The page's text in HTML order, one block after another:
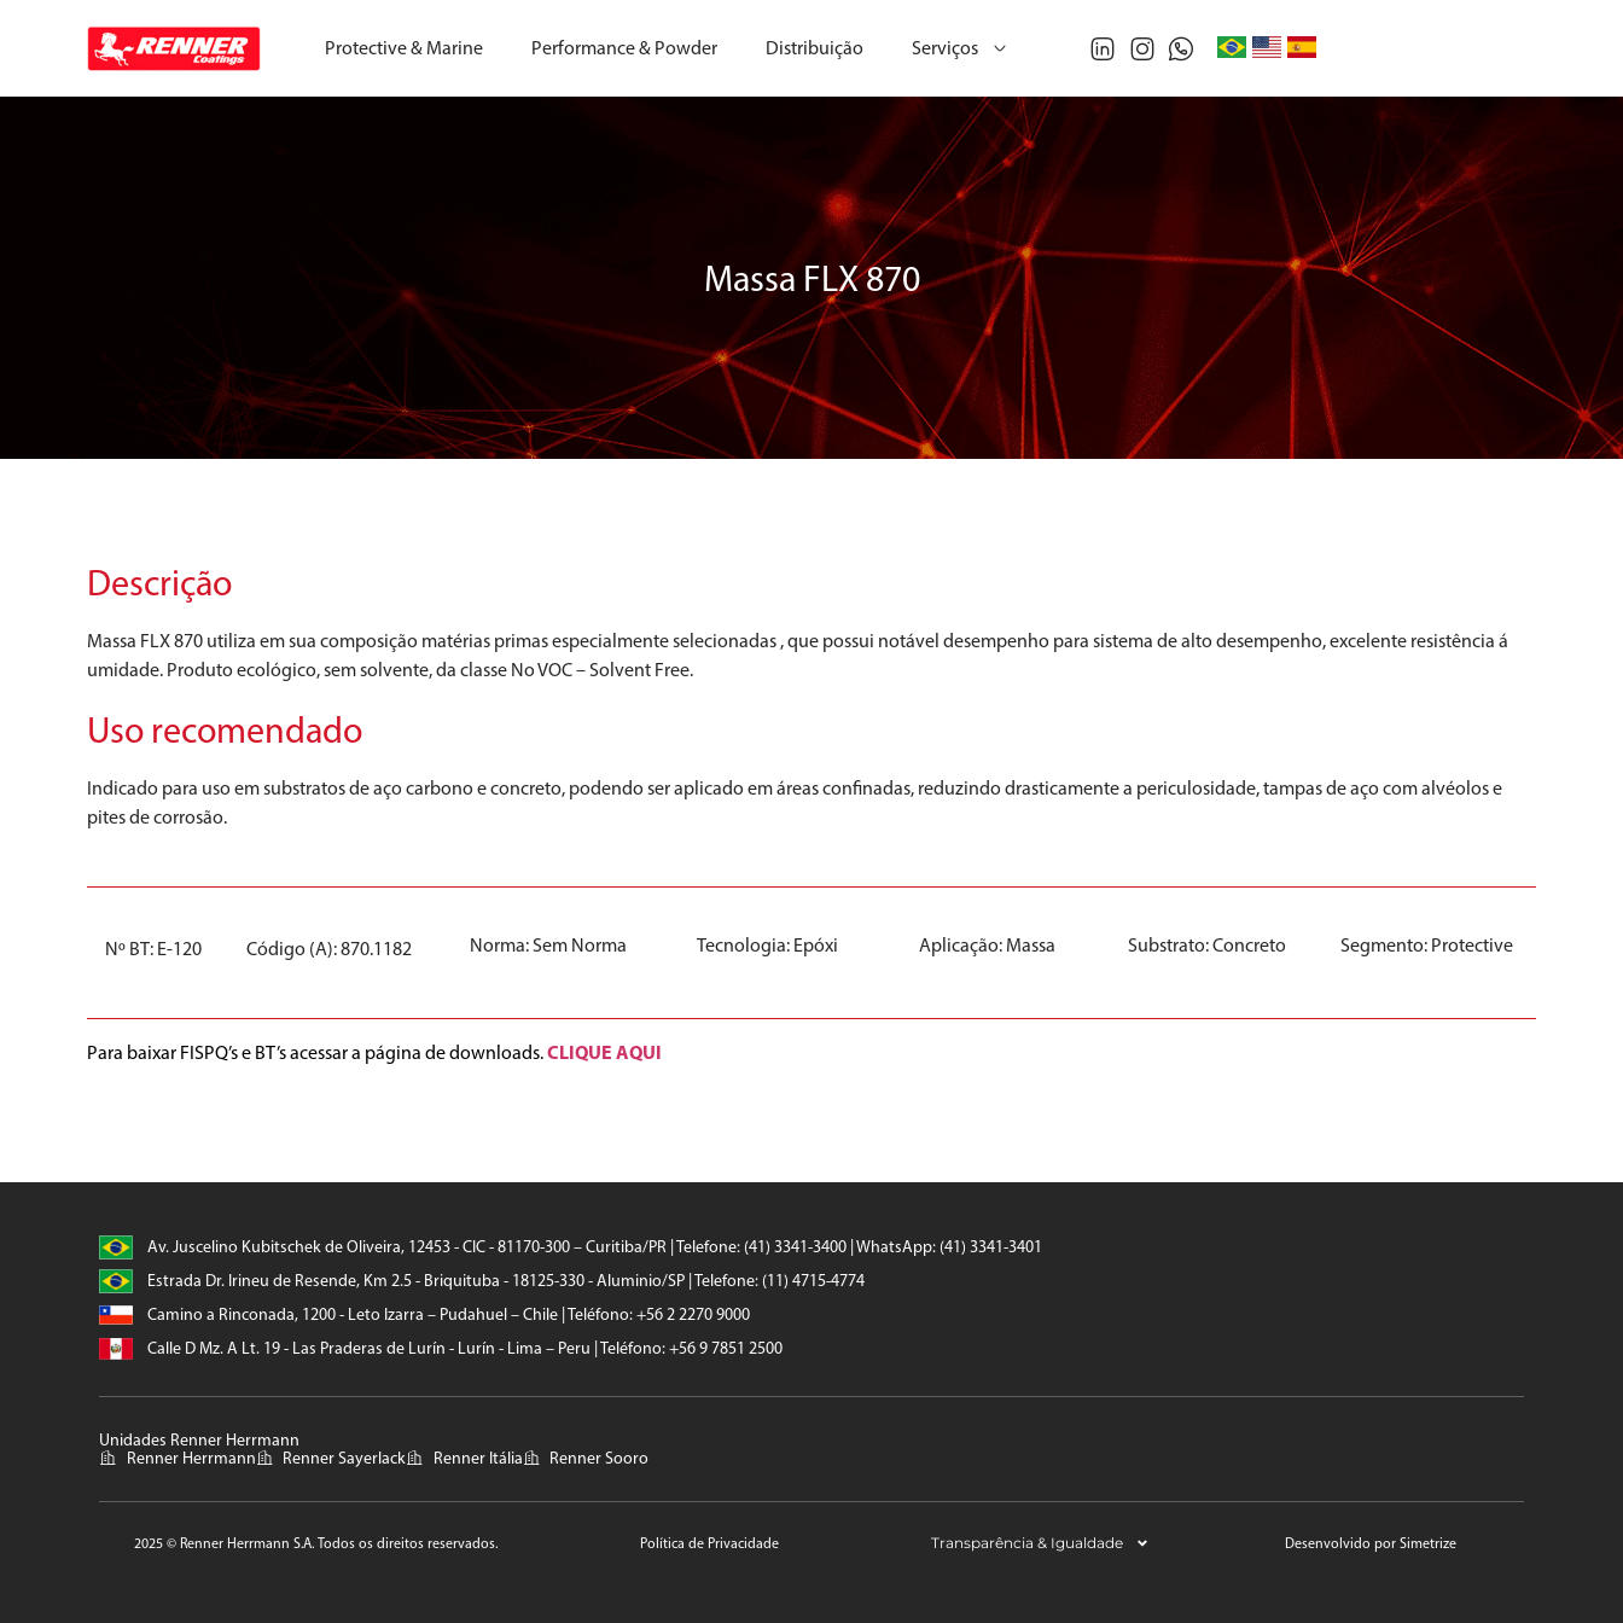
Protective & Marine Performance & Powder Distribuição Serviços
Massa FLX 870
Descrição
Massa FLX 870 utiliza em sua composição matérias primas especialmente selecionadas , que possui notável desempenho para sistema de alto desempenho, excelente resistência á
umidade. Produto ecológico, sem solvente, da classe No VOC – Solvent Free.
Uso recomendado
Indicado para uso em substratos de aço carbono e concreto, podendo ser aplicado em áreas confinadas, reduzindo drasticamente a periculosidade, tampas de aço com alvéolos e
pites de corrosão.
Nº BT: E-120 Código (A): 870.1182 Norma:Sem Norma Tecnologia: Epóxi Aplicação: Massa Substrato:Concreto Segmento: Protective
Para baixar FISPQ’s e BT’s acessar a página de downloads.CLIQUE AQUI
Av. Juscelino Kubitschek de Oliveira, 12453 - CIC - 81170-300 – Curitiba/PR | Telefone: (41) 3341-3400 | WhatsApp: (41) 3341-3401
Estrada Dr. Irineu de Resende, Km 2.5 - Briquituba - 18125-330 - Aluminio/SP | Telefone: (11) 4715-4774
Camino a Rinconada, 1200 - Leto Izarra – Pudahuel – Chile | Teléfono: +56 2 2270 9000
Calle D Mz. A Lt. 19 - Las Praderas de Lurín - Lurín - Lima – Peru | Teléfono: +56 9 7851 2500
Unidades Renner Herrmann
Renner Herrmann
Renner Sayerlack Renner Itália Renner Sooro
2025 © Renner Herrmann S.A. Todos os direitos reservados. Política de Privacidade Transparência & Igualdade Desenvolvido por Simetrize